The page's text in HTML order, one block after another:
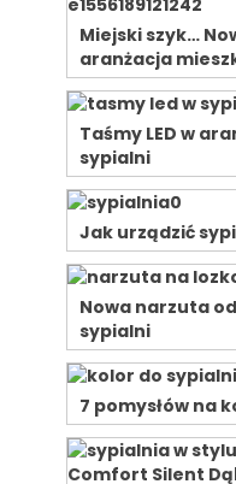
Miejski szyk…
aranżacja
Taśmy LED w
sypialni
Jak urządzić
Nowa narzuta
sypialni
7 pomysłów na